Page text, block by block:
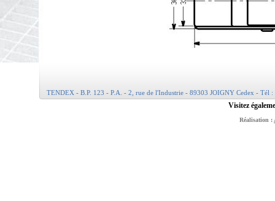
TENDEX - B.P. 123 - P.A. - 2, rue de l'Industrie - 89303 JOIGNY Cedex - Tél
Visitez
Réalisation :